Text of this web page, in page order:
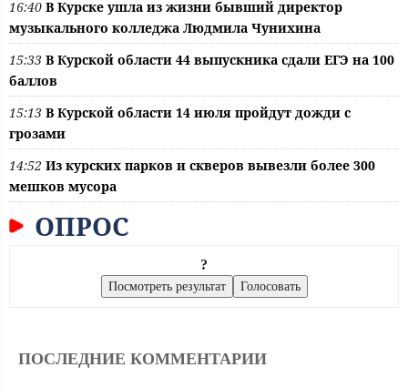
16:40 В Курске ушла из жизни бывший директор
музыкального колледжа Людмила Чунихина
15:33 В Курской области 44 выпускника сдали ЕГЭ на 100
баллов
15:13 В Курской области 14 июля пройдут дожди с
грозами
14:52 Из курских парков и скверов вывезли более 300
мешков мусора
ОПРОС
?
ПОСЛЕДНИЕ КОММЕНТАРИИ